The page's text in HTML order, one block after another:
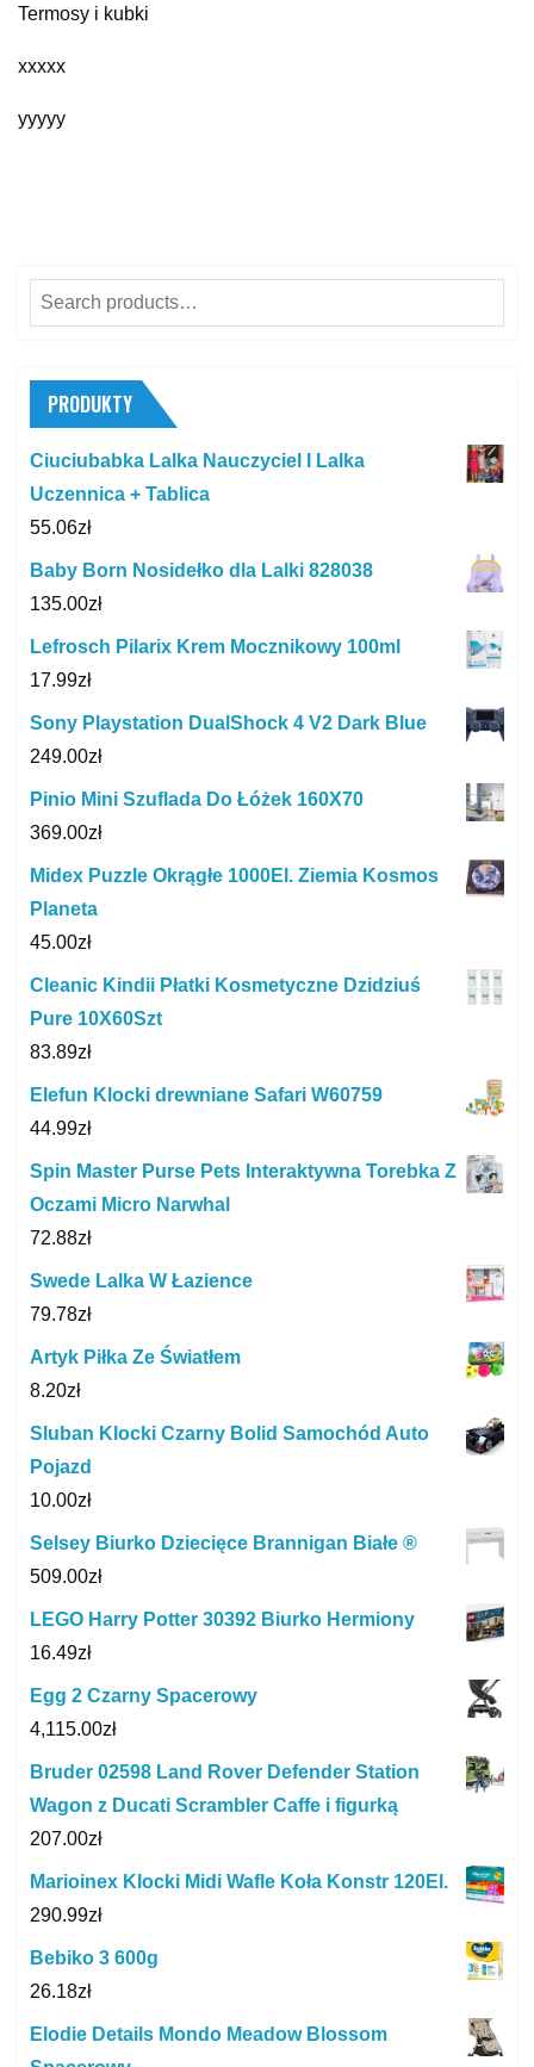
Termosy i kubki
xxxxx
yyyyy
Search
for:
PRODUKTY
Ciuciubabka Lalka Nauczyciel I Lalka
Uczennica + Tablica
55.06zł
Baby Born Nosidełko dla Lalki 828038
135.00zł
Lefrosch Pilarix Krem Mocznikowy 100ml
17.99zł
Sony Playstation DualShock 4 V2 Dark Blue
249.00zł
Pinio Mini Szuflada Do Łóżek 160X70
369.00zł
Midex Puzzle Okrągłe 1000El. Ziemia Kosmos
Planeta
45.00zł
Cleanic Kindii Płatki Kosmetyczne Dzidziuś
Pure 10X60Szt
83.89zł
Elefun Klocki drewniane Safari W60759
44.99zł
Spin Master Purse Pets Interaktywna Torebka Z
Oczami Micro Narwhal
72.88zł
Swede Lalka W Łazience
79.78zł
Artyk Piłka Ze Światłem
8.20zł
Sluban Klocki Czarny Bolid Samochód Auto
Pojazd
10.00zł
Selsey Biurko Dziecięce Brannigan Białe ®
509.00zł
LEGO Harry Potter 30392 Biurko Hermiony
16.49zł
Egg 2 Czarny Spacerowy
4,115.00zł
Bruder 02598 Land Rover Defender Station
Wagon z Ducati Scrambler Caffe i figurką
207.00zł
Marioinex Klocki Midi Wafle Koła Konstr 120El.
290.99zł
Bebiko 3 600g
26.18zł
Elodie Details Mondo Meadow Blossom